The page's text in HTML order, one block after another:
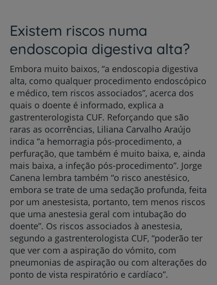
Existem riscos numa
endoscopia digestiva alta?
Embora muito baixos, “a endoscopia digestiva
alta, como qualquer procedimento endoscópico
e médico, tem riscos associados”, acerca dos
quais o doente é informado, explica a
gastrenterologista CUF. Reforçando que são
raras as ocorrências, Liliana Carvalho Araújo
indica “a hemorragia pós-procedimento, a
perfuração, que também é muito baixa, e, ainda
mais baixa, a infeção pós-procedimento”. Jorge
Canena lembra também “o risco anestésico,
embora se trate de uma sedação profunda, feita
por um anestesista, portanto, tem menos riscos
que uma anestesia geral com intubação do
doente”. Os riscos associados à anestesia,
segundo a gastrenterologista CUF, “poderão ter
que ver com a aspiração do vómito, com
pneumonias de aspiração ou com alterações do
ponto de vista respiratório e cardíaco”.